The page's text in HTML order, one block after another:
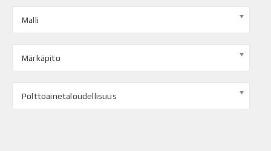
Malli
Märkäpito
Polttoainetaloudellisuus